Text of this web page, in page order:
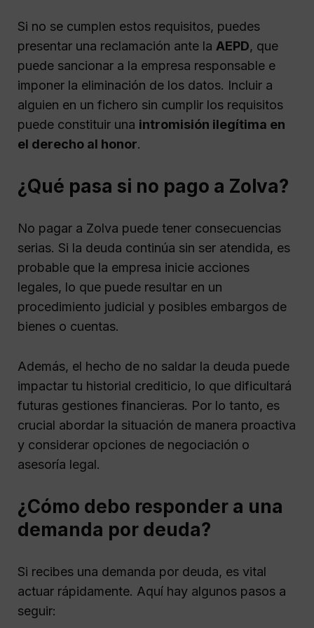
Si no se cumplen estos requisitos, puedes
presentar una reclamación ante la AEPD, que
puede sancionar a la empresa responsable e
imponer la eliminación de los datos. Incluir a
alguien en un fichero sin cumplir los requisitos
puede constituir una intromisión ilegítima en
el derecho al honor.
¿Qué pasa si no pago a Zolva?
No pagar a Zolva puede tener consecuencias
serias. Si la deuda continúa sin ser atendida, es
probable que la empresa inicie acciones
legales, lo que puede resultar en un
procedimiento judicial y posibles embargos de
bienes o cuentas.
Además, el hecho de no saldar la deuda puede
impactar tu historial crediticio, lo que dificultará
futuras gestiones financieras. Por lo tanto, es
crucial abordar la situación de manera proactiva
y considerar opciones de negociación o
asesoría legal.
¿Cómo debo responder a una
demanda por deuda?
Si recibes una demanda por deuda, es vital
actuar rápidamente. Aquí hay algunos pasos a
seguir: